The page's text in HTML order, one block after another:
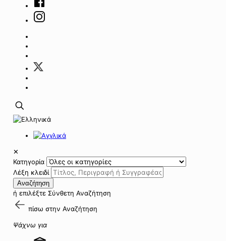
✕
Κατηγορία
Λέξη κλειδί
Αναζήτηση
ή επιλέξτε Σύνθετη Αναζήτηση
πίσω στην Αναζήτηση
Ψάχνω για